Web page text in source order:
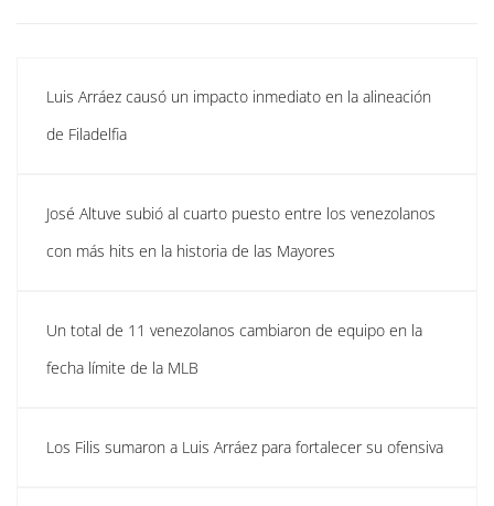
Luis Arráez causó un impacto inmediato en la alineación
de Filadelfia
José Altuve subió al cuarto puesto entre los venezolanos
con más hits en la historia de las Mayores
Un total de 11 venezolanos cambiaron de equipo en la
fecha límite de la MLB
Los Filis sumaron a Luis Arráez para fortalecer su ofensiva